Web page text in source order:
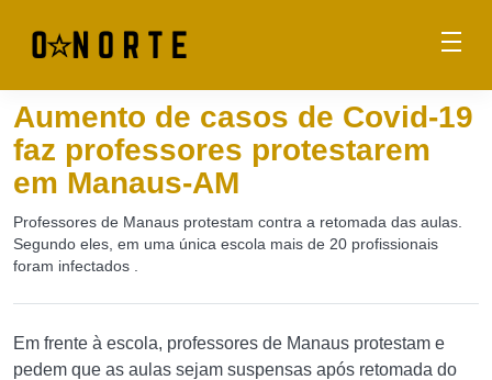
Aumento de casos de Covid-19
faz professores protestarem
em Manaus-AM
Professores de Manaus protestam contra a retomada das aulas.
Segundo eles, em uma única escola mais de 20 profissionais
foram infectados .
Em frente à escola, professores de Manaus protestam e
pedem que as aulas sejam suspensas após retomada do